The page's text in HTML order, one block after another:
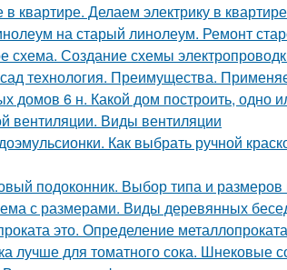
квартире. Делаем электрику в квартире
на старый линолеум. Ремонт
схема. Создание схемы
технология. Преимущества.
домов 6 н. Какой дом построить, одно
вентиляции. Виды вентиляции
Как выбрать ручной
подоконник. Выбор типа и
с размерами. Виды деревянных
это. Определение
лучше для томатного сока. Шнековые